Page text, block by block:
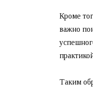
Кроме
важно
Таким